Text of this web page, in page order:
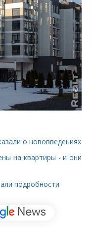
о нововведениях
на квартиры - и они
подробности